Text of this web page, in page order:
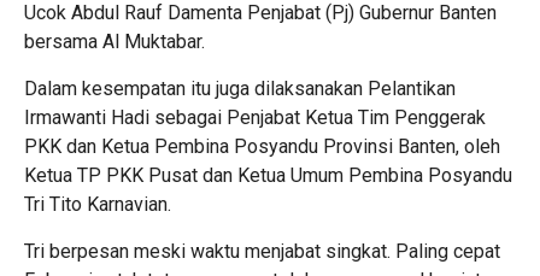
Ucok Abdul Rauf Damenta Penjabat (Pj) Gubernur Banten
bersama Al Muktabar.
Dalam kesempatan itu juga dilaksanakan Pelantikan
Irmawanti Hadi sebagai Penjabat Ketua Tim Penggerak
PKK dan Ketua Pembina Posyandu Provinsi Banten, oleh
Ketua TP PKK Pusat dan Ketua Umum Pembina Posyandu
Tri Tito Karnavian.
Tri berpesan meski waktu menjabat singkat. Paling cepat